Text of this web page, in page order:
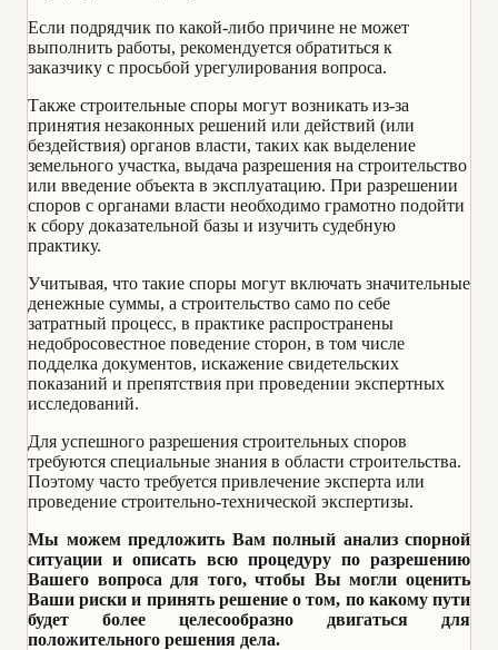
Если подрядчик по какой-либо причине не может
выполнить работы, рекомендуется обратиться к
заказчику с просьбой урегулирования вопроса.
Также строительные споры могут возникать из-за
принятия незаконных решений или действий (или
бездействия) органов власти, таких как выделение
земельного участка, выдача разрешения на строительство
или введение объекта в эксплуатацию. При разрешении
споров с органами власти необходимо грамотно подойти
к сбору доказательной базы и изучить судебную
практику.
Учитывая, что такие споры могут включать значительные
денежные суммы, а строительство само по себе
затратный процесс, в практике распространены
недобросовестное поведение сторон, в том числе
подделка документов, искажение свидетельских
показаний и препятствия при проведении экспертных
исследований.
Для успешного разрешения строительных споров
требуются специальные знания в области строительства.
Поэтому часто требуется привлечение эксперта или
проведение строительно-технической экспертизы.
Мы можем предложить Вам полный анализ спорной
ситуации и описать всю процедуру по разрешению
Вашего вопроса для того, чтобы Вы могли оценить
Ваши риски и принять решение о том, по какому пути
будет более целесообразно двигаться для
положительного решения дела.